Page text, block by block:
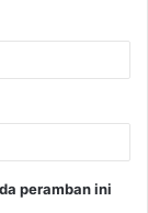
peramban ini